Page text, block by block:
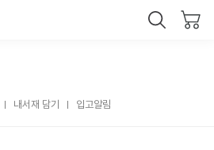
내서재 담기 입고알림